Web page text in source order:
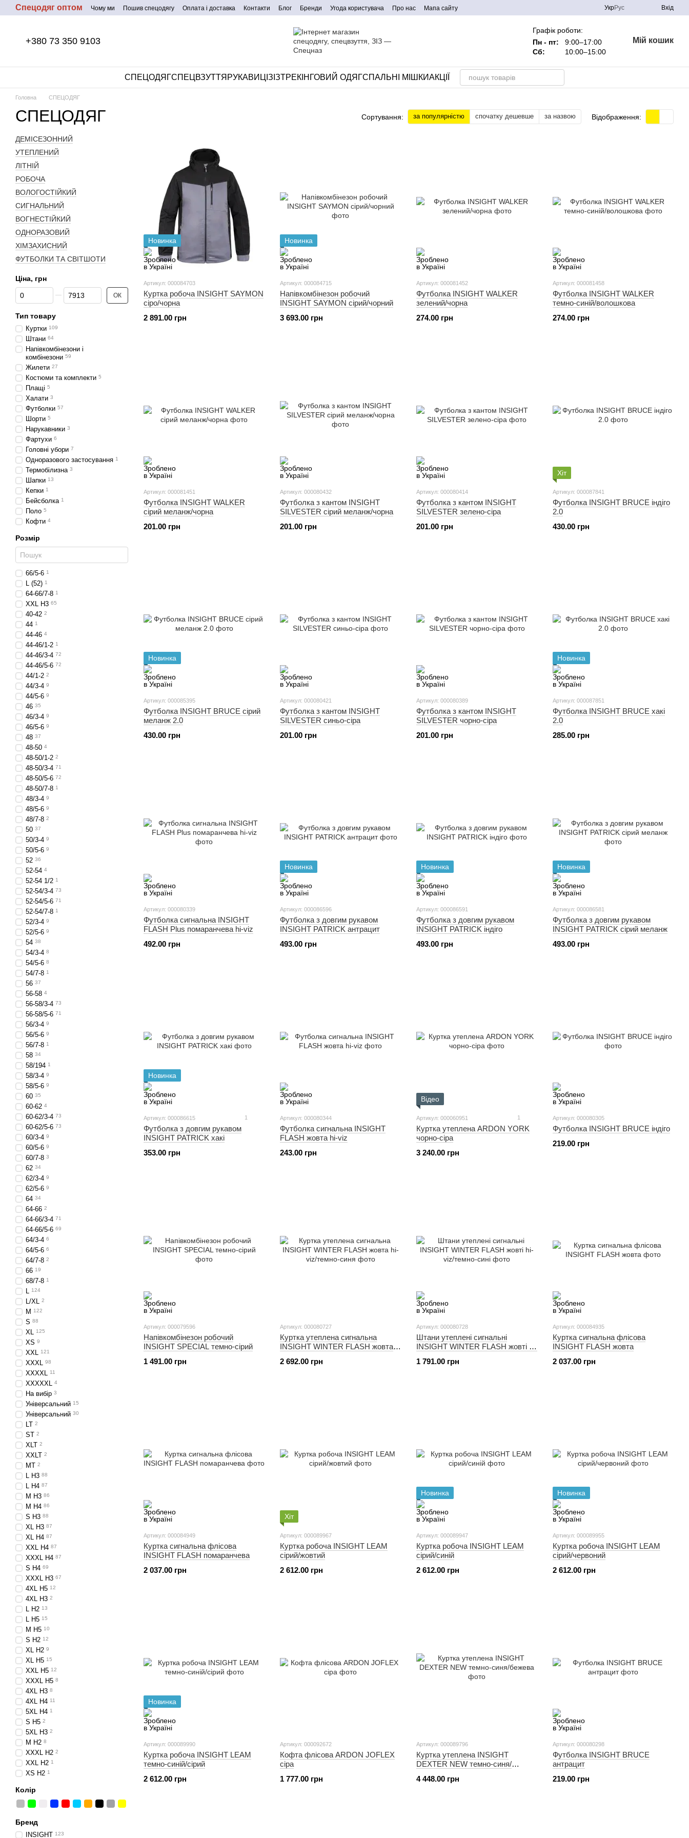
Перейти до основного контенту
Спецодяг оптом Чому ми Пошив спецодягу Оплата і доставка Контакти Блог Бренди Угода користувача Про нас Мапа сайту УкрРус Вхід
+380 73 350 9103
Графік роботи:
Пн - пт:
9:00–17:00
Сб:
10:00–15:00
Мій кошик
СПЕЦОДЯГСПЕЦВЗУТТЯ РУКАВИЦІ ЗІЗТРЕКІНГОВИЙ ОДЯГСПАЛЬНІ МІШКИАКЦІЇ
Головна СПЕЦОДЯГ
СПЕЦОДЯГ Сортування: за популярністю спочатку дешевше за назвою Відображення:
Новинка
Артикул: 000084703
Куртка робоча INSIGHT SAYMON
cіро/чорна
2 891.00 грн
Новинка
Артикул: 000084715
Напівкомбінезон робочий
INSIGHT SAYMON сірий/чорний
3 693.00 грн
Артикул: 000081452
Футболка INSIGHT WALKER
зелений/чорна
274.00 грн
Артикул: 000081458
Футболка INSIGHT WALKER
темно-синій/волошкова
274.00 грн
Артикул: 000081451
Футболка INSIGHT WALKER
cірий меланж/чорна
201.00 грн
Артикул: 000080432
Футболка з кантом INSIGHT
SILVESTER сірий меланж/чорна
201.00 грн
Артикул: 000080414
Футболка з кантом INSIGHT
SILVESTER зелено-сіра
201.00 грн
Хіт
Артикул: 000087841
Футболка INSIGHT BRUCE індіго
2.0
430.00 грн
Новинка
Артикул: 000085395
Футболка INSIGHT BRUCE сірий
меланж 2.0
430.00 грн
Артикул: 000080421
Футболка з кантом INSIGHT
SILVESTER синьо-сіра
201.00 грн
Артикул: 000080389
Футболка з кантом INSIGHT
SILVESTER чорно-сіра
201.00 грн
Новинка
Артикул: 000087851
Футболка INSIGHT BRUCE хакі
2.0
285.00 грн
Артикул: 000080339
Футболка сигнальна INSIGHT
FLASH Plus помаранчева hi-viz
492.00 грн
Новинка
Артикул: 000086596
Футболка з довгим рукавом
INSIGHT PATRICK антрацит
493.00 грн
Новинка
Артикул: 000086591
Футболка з довгим рукавом
INSIGHT PATRICK індіго
493.00 грн
Новинка
Артикул: 000086581
Футболка з довгим рукавом
INSIGHT PATRICK сірий меланж
493.00 грн
Новинка
Артикул: 000086615 1
Футболка з довгим рукавом
INSIGHT PATRICK хакі
353.00 грн
Артикул: 000080344
Футболка сигнальна INSIGHT
FLASH жовта hi-viz
243.00 грн
Відео
Артикул: 000060951 1
Куртка утеплена ARDON YORK
чорно-сіра
3 240.00 грн
Артикул: 000080305
Футболка INSIGHT BRUCE індіго
219.00 грн
Артикул: 000079596
Напівкомбінезон робочий
INSIGHT SPECIAL темно-сірий
1 491.00 грн
Артикул: 000080727
Куртка утеплена сигнальна
INSIGHT WINTER FLASH жовта
2 692.00 грн
Артикул: 000080728
Штани утеплені сигнальні
INSIGHT WINTER FLASH жовті hi-
1 791.00 грн
Артикул: 000084935
Куртка сигнальна флісова
INSIGHT FLASH жовта
2 037.00 грн
Артикул: 000084949
Куртка сигнальна флісова
INSIGHT FLASH помаранчева
2 037.00 грн
Хіт
Артикул: 000089967
Куртка робоча INSIGHT LEAM
сірий/жовтий
2 612.00 грн
Новинка
Артикул: 000089947
Куртка робоча INSIGHT LEAM
сірий/синій
2 612.00 грн
Новинка
Артикул: 000089955
Куртка робоча INSIGHT LEAM
сірий/червоний
2 612.00 грн
Новинка
Артикул: 000089990
Куртка робоча INSIGHT LEAM
темно-синій/сірий
2 612.00 грн
Артикул: 000092672
Кофта флісова ARDON JOFLEX
сіра
1 777.00 грн
Артикул: 000089796
Куртка утеплена INSIGHT
DEXTER NEW темно-синя/
4 448.00 грн
Артикул: 000080298
Футболка INSIGHT BRUCE
антрацит
219.00 грн
ДЕМІСЕЗОННИЙ
УТЕПЛЕНИЙ
ЛІТНІЙ
РОБОЧА
ВОЛОГОСТІЙКИЙ
СИГНАЛЬНИЙ
ВОГНЕСТІЙКИЙ
ОДНОРАЗОВИЙ
ХІМЗАХИСНИЙ
ФУТБОЛКИ ТА СВІТШОТИ
Ціна, грн
Від Ціна, грн
До Ціна, грн ОК
Тип товару
Куртки 109
Штани 64
Напівкомбінезони і
комбінезони 59
Жилети 27
Костюми та комплекти 5
Плащі 5
Халати 3
Футболки 57
Шорти 5
Нарукавники 3
Фартухи 6
Головні убори 7
Одноразового застосування 1
Термобілизна 3
Шапки 13
Кепки 1
Бейсболка 1
Поло 5
Кофти 4
Розмір
66/5-6 1
L (52) 1
64-66/7-8 1
XXL H3 65
40-42 2
44 1
44-46 4
44-46/1-2 1
44-46/3-4 72
44-46/5-6 72
44/1-2 2
44/3-4 9
44/5-6 9
46 35
46/3-4 9
46/5-6 9
48 37
48-50 4
48-50/1-2 2
48-50/3-4 71
48-50/5-6 72
48-50/7-8 1
48/3-4 9
48/5-6 9
48/7-8 2
50 37
50/3-4 9
50/5-6 9
52 36
52-54 4
52-54 1/2 1
52-54/3-4 73
52-54/5-6 71
52-54/7-8 1
52/3-4 9
52/5-6 9
54 38
54/3-4 8
54/5-6 8
54/7-8 1
56 37
56-58 4
56-58/3-4 73
56-58/5-6 71
56/3-4 9
56/5-6 9
56/7-8 1
58 34
58/194 1
58/3-4 9
58/5-6 9
60 35
60-62 4
60-62/3-4 73
60-62/5-6 73
60/3-4 9
60/5-6 9
60/7-8 3
62 34
62/3-4 9
62/5-6 9
64 34
64-66 2
64-66/3-4 71
64-66/5-6 69
64/3-4 6
64/5-6 6
64/7-8 2
66 19
68/7-8 1
L 124
L/XL 2
M 122
S 88
XL 125
XS 9
XXL 121
XXXL 98
XXXXL 11
XXXXXL 4
На вибір 3
Універсальний 15
Універсальний 30
LT 2
ST 2
XLT 2
XXLT 2
MT 2
L H3 88
L H4 87
M H3 86
M H4 86
S H3 88
XL H3 87
XL H4 87
XXL H4 87
XXXL H4 87
S H4 69
XXXL H3 67
4XL Н5 12
4XL Н3 2
L H2 13
L H5 15
M H5 10
S Н2 12
XL H2 9
XL H5 15
XXL Н5 12
XXXL H5 8
4XL H3 8
4XL H4 11
5XL H4 1
S H5 2
5XL H3 2
M H2 8
XXXL H2 2
XXL H2 1
XS H2 1
Колір
Бренд
INSIGHT 123